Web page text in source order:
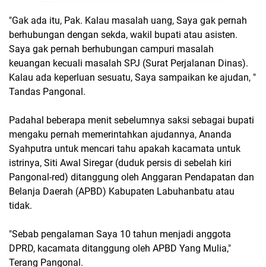
"Gak ada itu, Pak. Kalau masalah uang, Saya gak pernah
berhubungan dengan sekda, wakil bupati atau asisten.
Saya gak pernah berhubungan campuri masalah
keuangan kecuali masalah SPJ (Surat Perjalanan Dinas).
Kalau ada keperluan sesuatu, Saya sampaikan ke ajudan, "
Tandas Pangonal.
Padahal beberapa menit sebelumnya saksi sebagai bupati
mengaku pernah memerintahkan ajudannya, Ananda
Syahputra untuk mencari tahu apakah kacamata untuk
istrinya, Siti Awal Siregar (duduk persis di sebelah kiri
Pangonal-red) ditanggung oleh Anggaran Pendapatan dan
Belanja Daerah (APBD) Kabupaten Labuhanbatu atau
tidak.
"Sebab pengalaman Saya 10 tahun menjadi anggota
DPRD, kacamata ditanggung oleh APBD Yang Mulia,"
Terang Pangonal.